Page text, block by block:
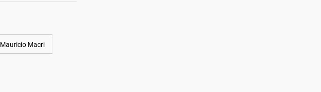
Mauricio Macri